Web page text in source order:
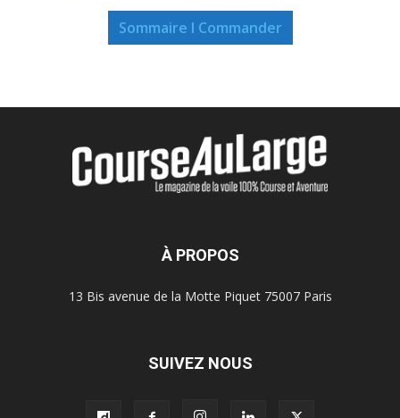
Sommaire I Commander
À PROPOS
13 Bis avenue de la Motte Piquet 75007 Paris
SUIVEZ NOUS